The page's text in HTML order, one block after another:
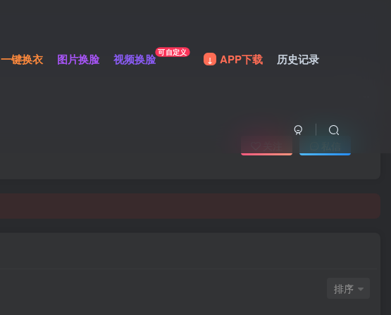
一键换衣 图片换脸 视频换脸 可自定义 APP下载 历史记录
排序